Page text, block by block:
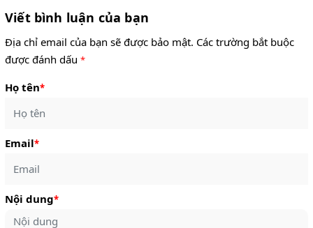
Viết bình luận của bạn
Địa chỉ email của bạn sẽ được bảo mật. Các trường bắt buộc
được đánh dấu *
Họ tên*
Email*
Nội dung*